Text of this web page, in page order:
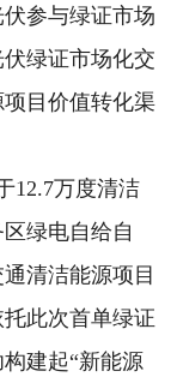
参与绿证市场
绿证市场化交
目价值转化渠
万度清洁
绿电自给自
清洁能源项目
此次首单绿证
建起“新能源